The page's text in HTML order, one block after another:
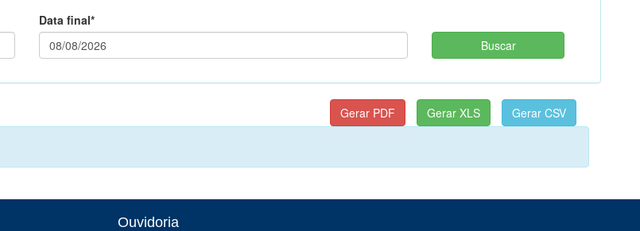
Data final*
Ouvidoria